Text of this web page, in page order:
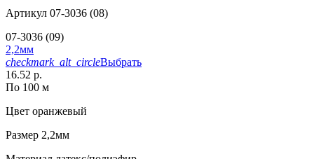
Артикул 07-3036 (08)
07-3036 (09)
2,2мм
checkmark_alt_circleВыбрать
16.52 р.
По 100 м
Цвет оранжевый
Размер 2,2мм